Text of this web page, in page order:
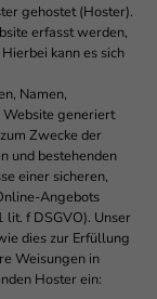
gehostet (Hoster).
erfasst werden,
kann es sich
Namen,
Website generiert
Zwecke der
und bestehenden
einer sicheren,
Angebots
f DSGVO). Unser
dies zur Erfüllung
Weisungen in
Hoster ein: